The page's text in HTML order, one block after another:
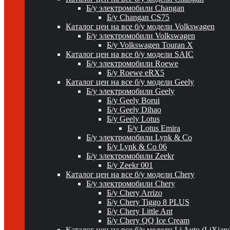
Б/у электромобили Changan
Б/у Changan CS75
Каталог цен на все б/у модели Volkswagen
Б/у электромобили Volkswagen
Б/у Volkswagen Touran X
Каталог цен на все б/у модели SAIC
Б/у электромобили Roewe
Б/у Roewe eRX5
Каталог цен на все б/у модели Geely
Б/у электромобили Geely
Б/у Geely Borui
Б/у Geely Dihao
Б/у Geely Lotus
Б/у Lotus Emira
Б/у электромобили Lynk & Co
Б/у Lynk & Co 06
Б/у электромобили Zeekr
Б/у Zeekr 001
Каталог цен на все б/у модели Chery
Б/у электромобили Chery
Б/у Chery Arrizo
Б/у Chery Tiggo 8 PLUS
Б/у Chery Little Ant
Б/у Chery QQ Ice Cream